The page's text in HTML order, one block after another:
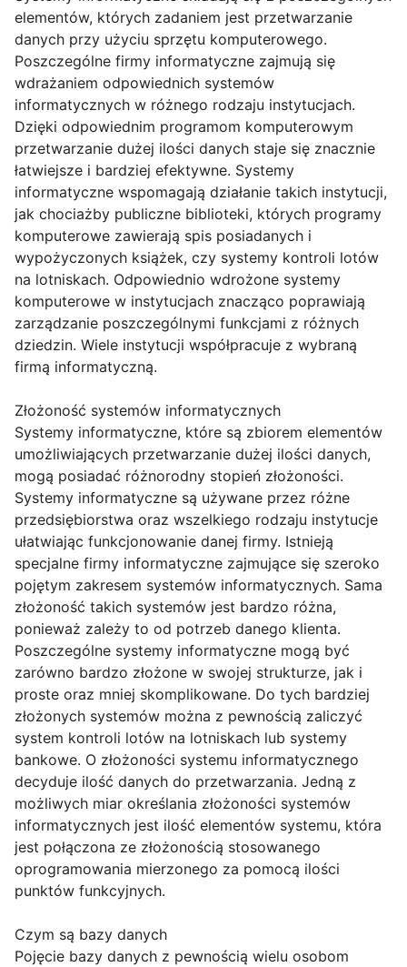
elementów, których zadaniem jest przetwarzanie
danych przy użyciu sprzętu komputerowego.
Poszczególne firmy informatyczne zajmują się
wdrażaniem odpowiednich systemów
informatycznych w różnego rodzaju instytucjach.
Dzięki odpowiednim programom komputerowym
przetwarzanie dużej ilości danych staje się znacznie
łatwiejsze i bardziej efektywne. Systemy
informatyczne wspomagają działanie takich instytucji,
jak chociażby publiczne biblioteki, których programy
komputerowe zawierają spis posiadanych i
wypożyczonych książek, czy systemy kontroli lotów
na lotniskach. Odpowiednio wdrożone systemy
komputerowe w instytucjach znacząco poprawiają
zarządzanie poszczególnymi funkcjami z różnych
dziedzin. Wiele instytucji współpracuje z wybraną
firmą informatyczną.
Złożoność systemów informatycznych
Systemy informatyczne, które są zbiorem elementów
umożliwiających przetwarzanie dużej ilości danych,
mogą posiadać różnorodny stopień złożoności.
Systemy informatyczne są używane przez różne
przedsiębiorstwa oraz wszelkiego rodzaju instytucje
ułatwiając funkcjonowanie danej firmy. Istnieją
specjalne firmy informatyczne zajmujące się szeroko
pojętym zakresem systemów informatycznych. Sama
złożoność takich systemów jest bardzo różna,
ponieważ zależy to od potrzeb danego klienta.
Poszczególne systemy informatyczne mogą być
zarówno bardzo złożone w swojej strukturze, jak i
proste oraz mniej skomplikowane. Do tych bardziej
złożonych systemów można z pewnością zaliczyć
system kontroli lotów na lotniskach lub systemy
bankowe. O złożoności systemu informatycznego
decyduje ilość danych do przetwarzania. Jedną z
możliwych miar określania złożoności systemów
informatycznych jest ilość elementów systemu, która
jest połączona ze złożonością stosowanego
oprogramowania mierzonego za pomocą ilości
punktów funkcyjnych.
Czym są bazy danych
Pojęcie bazy danych z pewnością wielu osobom